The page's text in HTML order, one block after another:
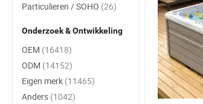
Particulieren / SOHO (26)
Onderzoek & Ontwikkeling
OEM (16418)
ODM (14152)
Eigen merk (11465)
Anders (1042)